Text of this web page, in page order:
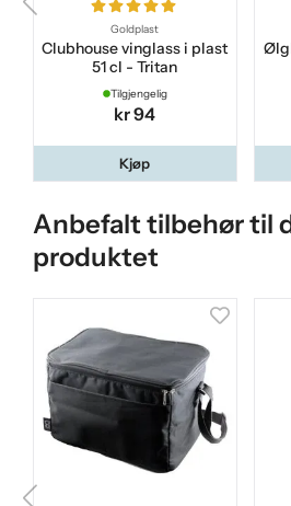
Goldplast
Clubhouse vinglass i plast
51 cl - Tritan
Tilgjengelig
kr 94
Kjøp
Anbefalt tilbehør til
produktet